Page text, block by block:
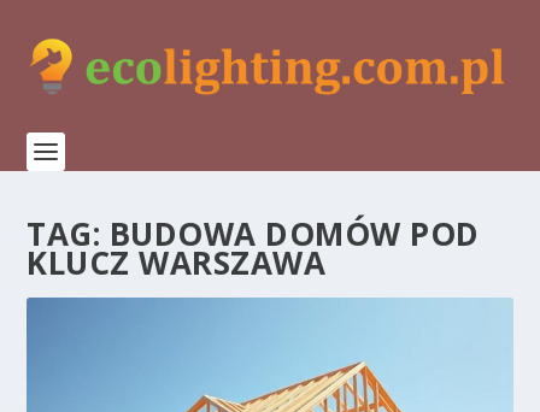
TAG: BUDOWA DOMÓW POD
KLUCZ WARSZAWA